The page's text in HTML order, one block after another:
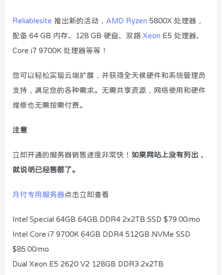
Reliablesite 推出新的活动， AMD Ryzen 5800X 处理器，
配备 64 GB 内存、128 GB 硬盘、双路 Xeon E5 处理器、
Core i7 9700K 处理器等等！
您可以轻松实现云端扩展，并获得全天候硬件和系统管理员
支持，满足您的各种需求。无需共享资源，网络使用和硬件
维修也无需按需付费。
注意
立即开通的服务器销售速度非常快！ 如果网站上没有列出，
就说明已经售罄了。
月付专用服务器 点击立即查看
Intel Special 64GB 64GB DDR4 2x2TB SSD $79.00/mo
Intel Core i7 9700K 64GB DDR4 512GB NVMe SSD
$85.00/mo
Dual Xeon E5 2620 V2 128GB DDR3 2x2TB